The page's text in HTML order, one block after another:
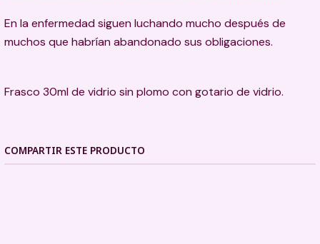
En la enfermedad siguen luchando mucho después de
muchos que habrían abandonado sus obligaciones.
Frasco 30ml de vidrio sin plomo con gotario de vidrio.
COMPARTIR ESTE PRODUCTO